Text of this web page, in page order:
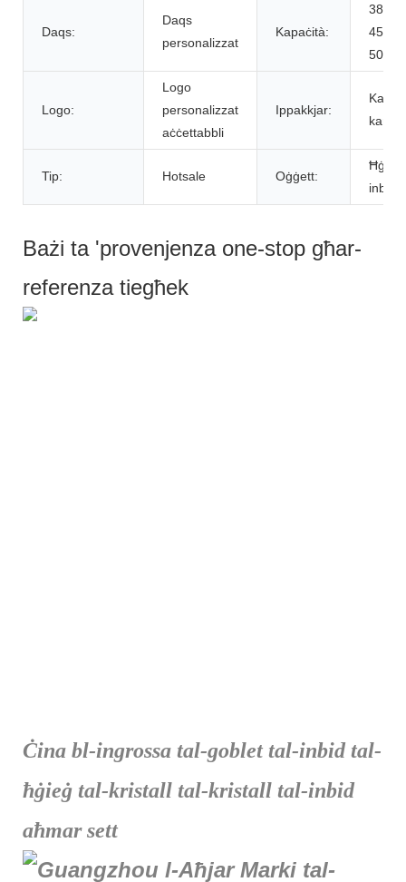
Daqs:
Daqs
personalizzat
Kapaċità:
500ml
Logo:
Logo
personalizzat
aċċettabbli
Ippakkjar:
Kaxxa
Tip: Hotsale Oġġett:
Ħġieġ
inbid
Bażi ta 'provenjenza one-stop għar-
referenza tiegħek
Ċina bl-ingrossa tal-goblet tal-inbid tal-
ħġieġ tal-kristall tal-kristall tal-inbid
aħmar sett